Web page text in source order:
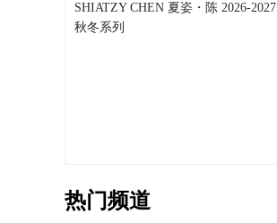
SHIATZY CHEN 夏姿・陈 2026-2027
秋冬系列
热门频道